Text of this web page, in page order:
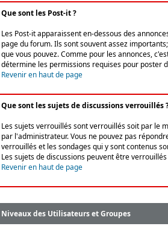
Que sont les Post-it ?
Les Post-it apparaissent en-dessous des
page du forum. Ils sont souvent assez
que vous pouvez. Comme pour les annonces,
détermine les permissions requises pour poster
Revenir en haut de page
Que sont les sujets de discussions verrouillés
Les sujets verrouillés sont verrouillés soit par le
par l'administrateur. Vous ne pouvez pas
verrouillés et les sondages qui y sont contenus
Les sujets de discussions peuvent être
Revenir en haut de page
Niveaux des Utilisateurs et Groupes